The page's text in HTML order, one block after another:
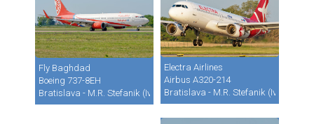
Fly Baghdad
Boeing 737-8EH
Bratislava - M.R. Stefanik (Ivanka) (BTS / LZIB)
Electra Airlines
Airbus A320-214
Bratislava - M.R. Stefanik (Ivanka)